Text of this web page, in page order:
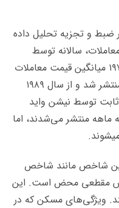
ضبط و تجزیه تحلیل داده­‌
قیمت معاملات، سالانه توسط
نیشن واید منتشر می­‌شود. در سال ۱۹۷۲ میانگین قیمت معاملات
برای اولین بار در دوره‌­های سه ماهه منتشر ­شد و از سال ۱۹۸۹
توسط نیشن واید
منتشر می­‌شدند، اما
شاخص مانند شاخص
مقطعی محض است. این
ویژگی‌­های مسکن که در